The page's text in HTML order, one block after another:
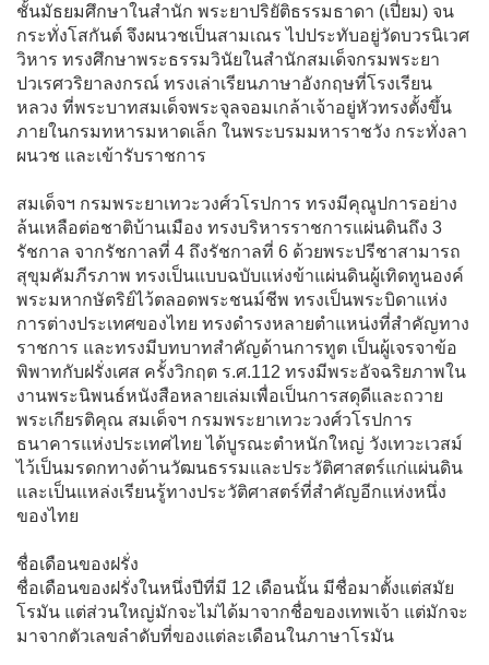
ชั้นมัธยมศึกษาในสำนัก พระยาปริยัติธรรมธาดา (เปี่ยม) จน
กระทั่งโสกันต์ จึงผนวชเป็นสามเณร ไปประทับอยู่วัดบวรนิเวศ
วิหาร ทรงศึกษาพระธรรมวินัยในสำนักสมเด็จกรมพระยา
ปวเรศวริยาลงกรณ์ ทรงเล่าเรียนภาษาอังกฤษที่โรงเรียน
หลวง ที่พระบาทสมเด็จพระจุลจอมเกล้าเจ้าอยู่หัวทรงตั้งขึ้น
ภายในกรมทหารมหาดเล็ก ในพระบรมมหาราชวัง กระทั่งลา
ผนวช และเข้ารับราชการ
สมเด็จฯ กรมพระยาเทวะวงศ์วโรปการ ทรงมีคุณูปการอย่าง
ล้นเหลือต่อชาติบ้านเมือง ทรงบริหารราชการแผ่นดินถึง 3
รัชกาล จากรัชกาลที่ 4 ถึงรัชกาลที่ 6 ด้วยพระปรีชาสามารถ
สุขุมคัมภีรภาพ ทรงเป็นแบบฉบับแห่งข้าแผ่นดินผู้เทิดทูนองค์
พระมหากษัตริย์ไว้ตลอดพระชนม์ชีพ ทรงเป็นพระบิดาแห่ง
การต่างประเทศของไทย ทรงดำรงหลายตำแหน่งที่สำคัญทาง
ราชการ และทรงมีบทบาทสำคัญด้านการทูต เป็นผู้เจรจาข้อ
พิพาทกับฝรั่งเศส ครั้งวิกฤต ร.ศ.112 ทรงมีพระอัจฉริยภาพใน
งานพระนิพนธ์หนังสือหลายเล่มเพื่อเป็นการสดุดีและถวาย
พระเกียรติคุณ สมเด็จฯ กรมพระยาเทวะวงศ์วโรปการ
ธนาคารแห่งประเทศไทย ได้บูรณะตำหนักใหญ่ วังเทวะเวสม์
ไว้เป็นมรดกทางด้านวัฒนธรรมและประวัติศาสตร์แก่แผ่นดิน
และเป็นแหล่งเรียนรู้ทางประวัติศาสตร์ที่สำคัญอีกแห่งหนึ่ง
ของไทย
ชื่อเดือนของฝรั่ง
ชื่อเดือนของฝรั่งในหนึ่งปีที่มี 12 เดือนนั้น มีชื่อมาตั้งแต่สมัย
โรมัน แต่ส่วนใหญ่มักจะไม่ได้มาจากชื่อของเทพเจ้า แต่มักจะ
มาจากตัวเลขลำดับที่ของแต่ละเดือนในภาษาโรมัน